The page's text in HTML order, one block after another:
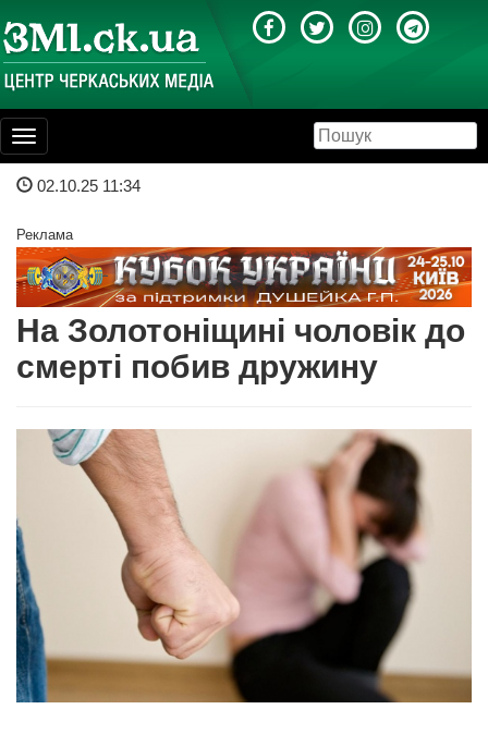
Toggle
navigation
02.10.25 11:34
Реклама
На Золотоніщині чоловік до
смерті побив дружину